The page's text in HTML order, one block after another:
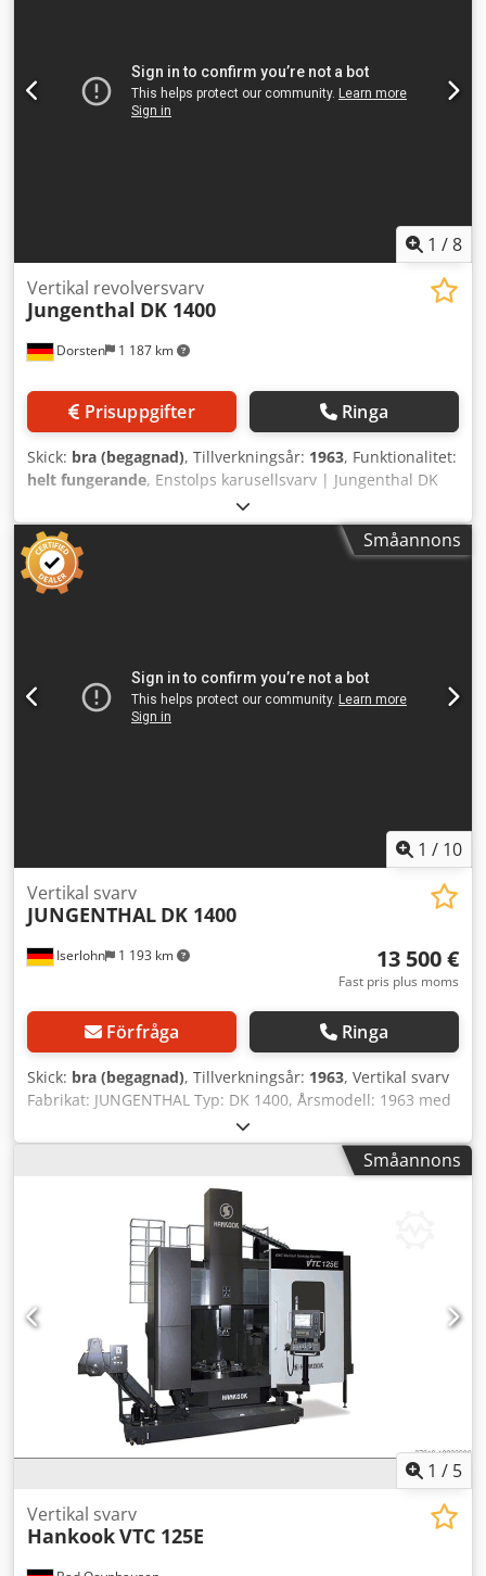
1 /8
Dorsten 1 187 km
Vertikal revolversvarv
Jungenthal DK 1400
Prisuppgifter Ringa
Skick: bra (begagnad), Tillverkningsår: 1963, Funktionalitet:
helt fungerande, Enstolps karusellsvarv | Jungenthal DK
1400 Maskinen renoverades 1996, nyligen rengjord och är i
gott skick. - Planskivans diameter: 1 200 mm -
Svarvdiameter: 1 500 mm - Svarvhöjd: 1 300 mm -
Slädbanans justering: 800 mm Cedpoyft Ahofx Ag Eorf -
Sidosläde – horisontell justering: 550 mm - Heidenhain
Småannons
1 / 10
Iserlohn 1 193 km
Vertikal svarv
JUNGENTHAL DK 1400
13 500 €
Fast pris plus moms
Förfråga Ringa
Skick: bra (begagnad), Tillverkningsår: 1963, Vertikal svarv
Fabrikat: JUNGENTHAL Typ: DK 1400, Årsmodell: 1963 med
1-axlig digital avläsning. Max svarvdiameter: 1400 mm
Planskiva: 1250 mm Automatisk revolverhuvud
Spindelvarvtal: 3,5-180 varv/min Cjdjvi Hryepfx Ag Eerf
Matningar: 0,063 - 3,15 mm/varv Snabbgående: 1800
mm/min Fler uppgifter finns i databladet
Maskindokumentation finns tillgänglig. Maskinmått: Längd
4 m, Bredd 2,4 m, Höjd 3 m, Vikt 16 ton Bra allmänt skick.
Småannons
1 / 5
Vertikal svarv
HankookVTC 125E